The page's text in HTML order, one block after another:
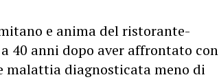
e anima del ristorante-
40 anni dopo aver affrontato con
malattia diagnosticata meno di